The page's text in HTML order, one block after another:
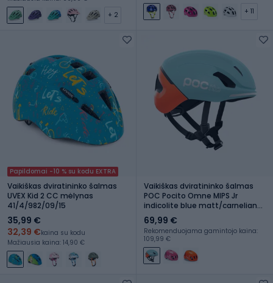
+ 2
+ 11
Papildomai -10 % su kodu EXTRA
Vaikiškas dviratininko šalmas
UVEX Kid 2 CC mėlynas
41/4/982/09/15
35,99 €
32,39 €kaina su kodu
Mažiausia kaina: 14,90 €
Vaikiškas dviratininko šalmas
POC Pocito Omne MIPS Jr
indicolite blue matt/carnelian
orange matt
69,99 €
Rekomenduojama gamintojo kaina:
109,99 €